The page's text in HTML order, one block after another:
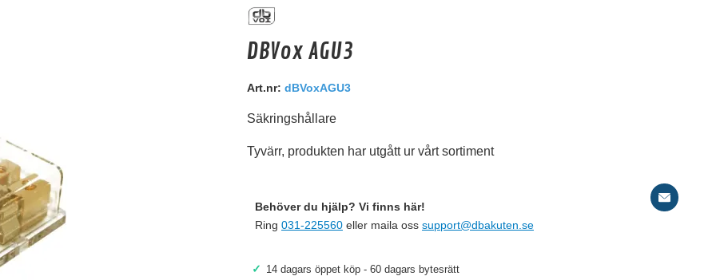
någon av dessa produkter kan intressera dig?
DBVox AGU3
Art.nr: dBVoxAGU3
Säkringshållare
Tyvärr, produkten har utgått ur vårt sortiment
Behöver du hjälp? Vi finns här!
Ring 031-225560 eller maila oss support@dbakuten.se
✓ 14 dagars öppet köp - 60 dagars bytesrätt